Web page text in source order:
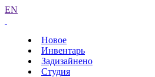
EN
Новое
Инвентарь
Задизайнено
Студия